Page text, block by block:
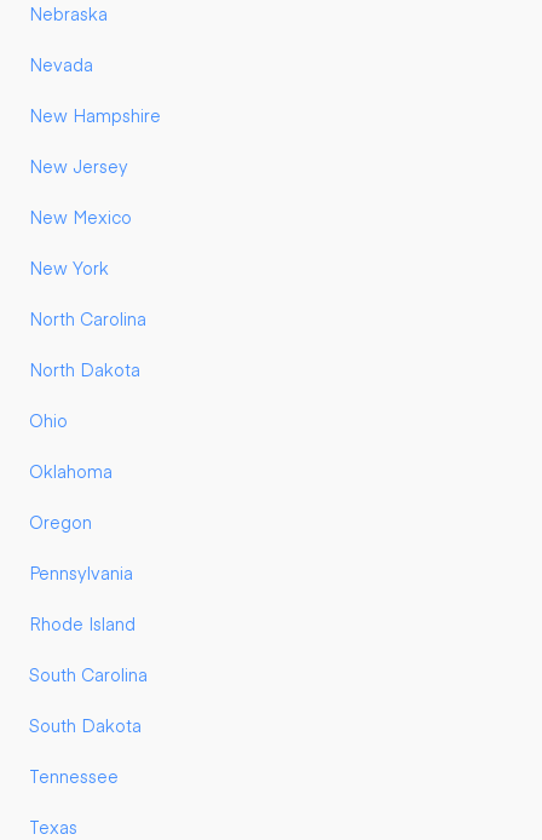
Nebraska
Nevada
New Hampshire
New Jersey
New Mexico
New York
North Carolina
North Dakota
Ohio
Oklahoma
Oregon
Pennsylvania
Rhode Island
South Carolina
South Dakota
Tennessee
Texas